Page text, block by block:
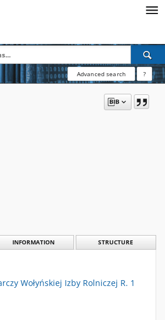
Advanced search ?
INFORMATION STRUCTURE
Wołyńskiej Izby Rolniczej R. 1